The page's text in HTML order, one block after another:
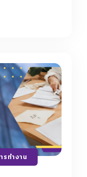
รทำงาน